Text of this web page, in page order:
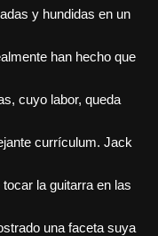
y hundidas en un
han hecho que
cuyo labor, queda
currículum. Jack
la guitarra en las
una faceta suya